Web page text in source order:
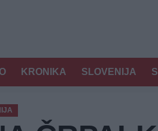
KRONIKA SLOVENIJA